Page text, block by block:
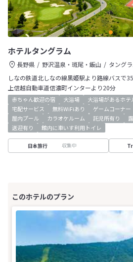
ホテルタングラム
長野県 野沢温泉・斑尾・飯山
タング
しなの鉄道北しなの線黒姫駅より路線バスで
上信越自動車道信濃町インターより20分
赤ちゃん歓迎の宿 大浴場 大浴場があるホテ
宅配サービス
無料WiFiあり ゲームコーナー
屋内プール
カラオケルーム 託児所有り
送迎有り
館内に車いす利用トイレ
日本旅行 収集中